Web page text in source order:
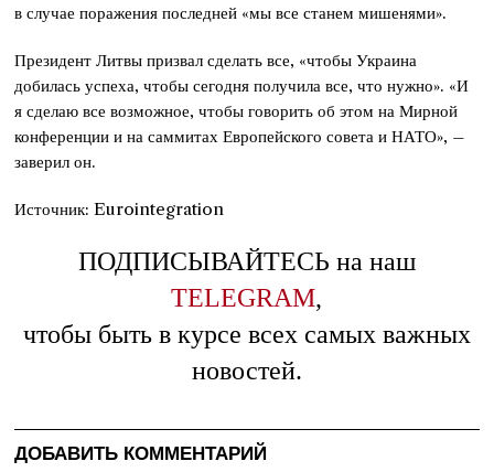
в случае поражения последней «мы все станем мишенями».
Президент Литвы призвал сделать все, «чтобы Украина
добилась успеха, чтобы сегодня получила все, что нужно». «И
я сделаю все возможное, чтобы говорить об этом на Мирной
конференции и на саммитах Европейского совета и НАТО», –
заверил он.
Источник: Eurointegration
ПОДПИСЫВАЙТЕСЬ на наш
TELEGRAM,
чтобы быть в курсе всех самых важных
новостей.
ДОБАВИТЬ КОММЕНТАРИЙ